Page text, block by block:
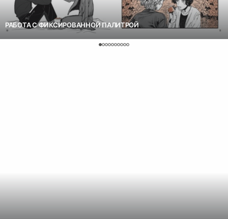
РАБОТА С ФИКСИРОВАННОЙ ПАЛИТРОЙ